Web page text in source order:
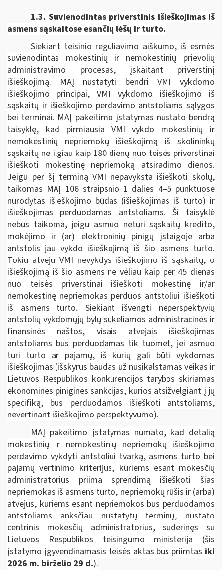
1.3. Suvienodintas priverstinis išieškojimas iš
asmens sąskaitose esančių lėšų ir turto.
Siekiant teisinio reguliavimo aiškumo, iš esmės
suvienodintas mokestinių ir nemokestinių prievolių
administravimo procesas, įskaitant priverstinį
išieškojimą. MAĮ nustatyti bendri VMI vykdomo
išieškojimo principai, VMI vykdomo išieškojimo iš
sąskaitų ir išieškojimo perdavimo antstoliams sąlygos
bei terminai. MAĮ pakeitimo įstatymas nustato bendrą
taisyklę, kad pirmiausia VMI vykdo mokestinių ir
nemokestinių nepriemokų išieškojimą iš skolininkų
sąskaitų ne ilgiau kaip 180 dienų nuo teisės priverstinai
išieškoti mokestinę nepriemoką atsiradimo dienos.
Jeigu per šį terminą VMI nepavyksta išieškoti skolų,
taikomas MAĮ 106 straipsnio 1 dalies 4–5 punktuose
nurodytas išieškojimo būdas (išieškojimas iš turto) ir
išieškojimas perduodamas antstoliams. Ši taisyklė
nebus taikoma, jeigu asmuo neturi sąskaitų kredito,
mokėjimo ir (ar) elektroninių pinigų įstaigoje arba
antstolis jau vykdo išieškojimą iš šio asmens turto.
Tokiu atveju VMI nevykdys išieškojimo iš sąskaitų, o
išieškojimą iš šio asmens ne vėliau kaip per 45 dienas
nuo teisės priverstinai išieškoti mokestinę ir/ar
nemokestinę nepriemokas perduos antstoliui išieškoti
iš asmens turto. Siekiant išvengti neperspektyvių
antstolių vykdomųjų bylų sukeliamos administracinės ir
finansinės naštos, visais atvejais išieškojimas
antstoliams bus perduodamas tik tuomet, jei asmuo
turi turto ar pajamų, iš kurių gali būti vykdomas
išieškojimas (išskyrus baudas už nusikalstamas veikas ir
Lietuvos Respublikos konkurencijos tarybos skiriamas
ekonomines pinigines sankcijas, kurios atsižvelgiant į jų
specifiką, bus perduodamos išieškoti antstoliams,
nevertinant išieškojimo perspektyvumo).
MAĮ pakeitimo įstatymas numato, kad detalią
mokestinių ir nemokestinių nepriemokų išieškojimo
perdavimo vykdyti antstoliui tvarką, asmens turto bei
pajamų vertinimo kriterijus, kuriems esant mokesčių
administratorius priima sprendimą išieškoti šias
nepriemokas iš asmens turto, nepriemokų rūšis ir (arba)
atvejus, kuriems esant nepriemokos bus perduodamos
antstoliams anksčiau nustatytų terminų, nustato
centrinis mokesčių administratorius, suderinęs su
Lietuvos Respublikos teisingumo ministerija
(šis
įstatymo įgyvendinamasis teisės aktas bus priimtas iki
2026 m. birželio 29 d.).